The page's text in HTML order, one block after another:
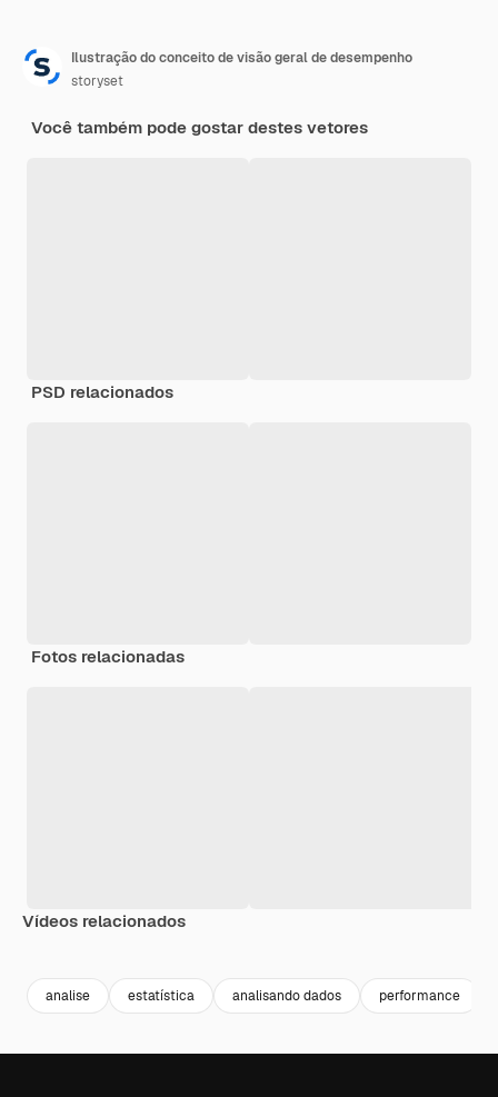
Ilustração do conceito de visão geral de desempenho
storyset
Você também pode gostar destes vetores
PSD relacionados
Fotos relacionadas
Vídeos relacionados
analise estatística analisando dados performance